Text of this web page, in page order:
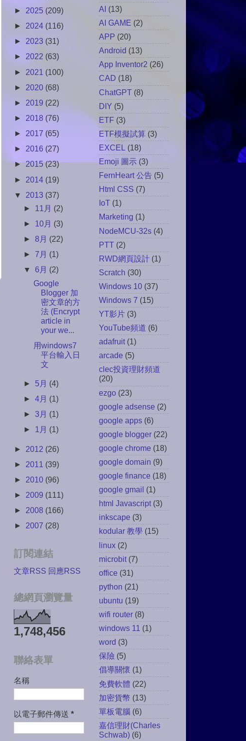
► 2025 (209)
► 2024 (116)
► 2023 (31)
► 2022 (63)
► 2021 (100)
► 2020 (68)
► 2019 (22)
► 2018 (76)
► 2017 (65)
► 2016 (27)
►2015(23)
► 2014 (19)
▼ 2013 (37)
► 11月 (2)
► 10月 (3)
►8月 (22)
► 7月 (1)
▼ 6月 (2)
Google
Blogger 加
密文章的方
法 (Encrypt
article in
your we...
用windows7
平台輸入日
文
► 5月 (4)
►4月 (1)
►3月 (1)
► 1月 (1)
► 2012 (26)
► 2011 (39)
► 2010 (96)
► 2009 (111)
► 2008 (166)
► 2007 (28)
訂閱連結
文章RSS 回應RSS
總網頁瀏覽量
1,748,456
聯絡表單
名稱
以電子郵件傳送 *
AI (13)
AI GAME (2)
APP (20)
Android (13)
App Inventor2 (26)
CAD (18)
ChatGPT (8)
DIY (5)
ETF (3)
ETF模擬試算 (3)
EXCEL (18)
Emoji 圖示 (3)
FernHeart 公告 (5)
Html CSS (7)
IoT (1)
Marketing (1)
NodeMCU-32s (4)
PTT (2)
RWD網頁設計 (1)
Scratch (30)
Windows 10 (37)
Windows 7 (15)
YT影片 (3)
YouTube頻道 (6)
adafruit (1)
arcade (5)
clec投資理財頻道
(20)
ezgo (23)
google adsense (2)
google apps (6)
google blogger (22)
google chrome (18)
google domain (9)
google finance (18)
google gmail (1)
html Javascript (3)
inkscape (3)
kodular 教學 (15)
linux (2)
microbit (7)
office (31)
python (21)
ubuntu (19)
wifi router (8)
windows 11 (1)
word (3)
保險 (5)
倡導關懷 (1)
免費軟體 (22)
加密貨幣 (13)
單板電腦 (6)
嘉信理財(Charles
Schwab) (6)